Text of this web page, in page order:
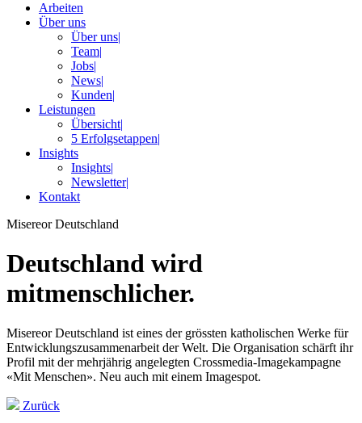
Arbeiten
Über uns
Über uns|
Team|
Jobs|
News|
Kunden|
Leistungen
Übersicht|
5 Erfolgsetappen|
Insights
Insights|
Newsletter|
Kontakt
Misereor Deutschland
Deutschland wird
mitmenschlicher.
Misereor Deutschland ist eines der grössten katholischen Werke für
Entwicklungszusammenarbeit der Welt. Die Organisation schärft ihr
Profil mit der mehrjährig angelegten Crossmedia-Imagekampagne
«Mit Menschen». Neu auch mit einem Imagespot.
Zurück